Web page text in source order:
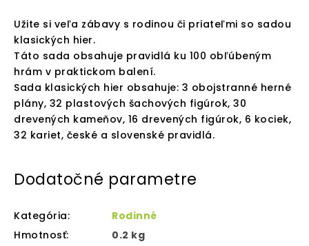
Užite si veľa zábavy s rodinou či priateľmi so sadou
klasických hier.
Táto sada obsahuje pravidlá ku 100 obľúbeným
hrám v praktickom balení.
Sada klasických hier obsahuje: 3 obojstranné herné
plány, 32 plastových šachových figúrok, 30
drevených kameňov, 16 drevených figúrok, 6 kociek,
32 kariet, české a slovenské pravidlá.
Dodatočné parametre
Kategória:
Rodinné
Hmotnosť: 0.2 kg